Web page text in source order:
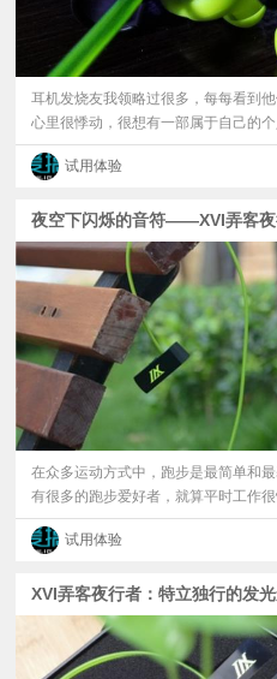
耳机发烧友我领略过很多，每每看到
心里很悸动，很想有一部属于自己的个
试用体验
夜空下闪烁的音符——XVI弄客
在众多运动方式中，跑步是最简单和
有很多的跑步爱好者，就算平时工作很
试用体验
XVI弄客夜行者：特立独行的发